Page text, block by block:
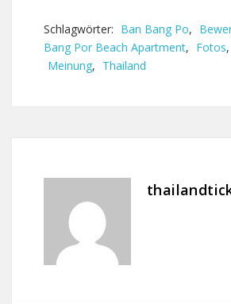
Schlagwörter: Ban Bang Po,
Bang Por Beach Apartment, Fotos,
Meinung, Thailand